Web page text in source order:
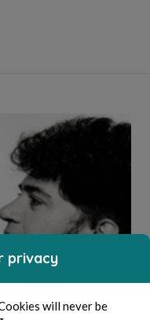
privacy
will never be